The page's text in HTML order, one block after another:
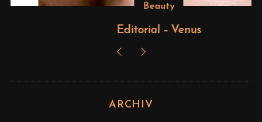
Beauty
Editorial – Venus
ARCHIV